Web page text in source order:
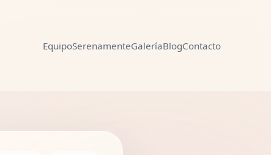
EquipoSerenamenteGaleríaBlogContacto